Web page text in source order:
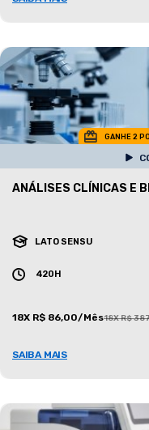
GANHE 2
ANÁLISES CLÍNICAS E
LATO SENSU
420H
18X R$ 86,00/Mês18X R$
SAIBA MAIS